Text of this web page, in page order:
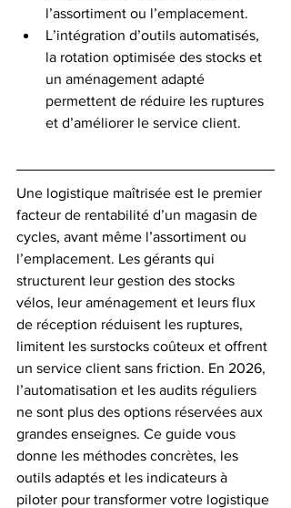
l’assortiment ou l’emplacement.
L’intégration d’outils automatisés,
la rotation optimisée des stocks et
un aménagement adapté
permettent de réduire les ruptures
et d’améliorer le service client.
Une logistique maîtrisée est le premier
facteur de rentabilité d’un magasin de
cycles, avant même l’assortiment ou
l’emplacement. Les gérants qui
structurent leur gestion des stocks
vélos, leur aménagement et leurs flux
de réception réduisent les ruptures,
limitent les surstocks coûteux et offrent
un service client sans friction. En 2026,
l’automatisation et les audits réguliers
ne sont plus des options réservées aux
grandes enseignes. Ce guide vous
donne les méthodes concrètes, les
outils adaptés et les indicateurs à
piloter pour transformer votre logistique